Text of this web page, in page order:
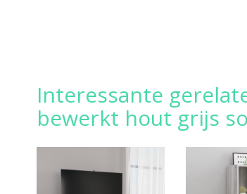
Interessante
bewerkt hout grijs